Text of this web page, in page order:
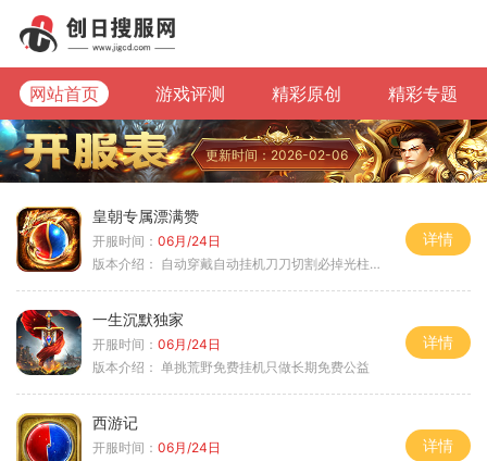
网站首页 游戏评测 精彩原创 精彩专题
更新时间：2026-02-06
皇朝专属漂满赞
开服时间： 06月/24日
版本介绍： 自动穿戴自动挂机刀刀切割必掉光柱自动
详情
一生沉默独家
开服时间： 06月/24日
版本介绍： 单挑荒野免费挂机只做长期免费公益
详情
西游记
开服时间： 06月/24日
详情